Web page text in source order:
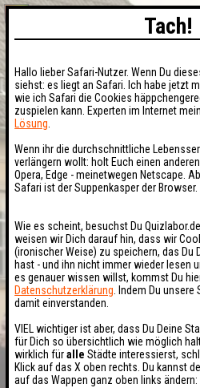
Tach!
Hallo lieber Safari-Nutzer. Wenn Du
siehst: es liegt an Safari. Ich habe jetzt
wie ich Safari die Cookies
zuspielen kann. Experten im Internet
Lösung
Wenn ihr die durchschnittliche
verlängern wollt: holt Euch einen
Opera, Edge - meinetwegen Netscape.
Safari ist der Suppenkasper der Browser.
Wie es scheint, besuchst Du
weisen wir Dich darauf hin, dass wir
(ironischer Weise) zu speichern, das Du
hast - und ihn nicht immer wieder lesen
es genauer wissen willst, kommst Du
Datenschutzerklärung . Indem Du
damit einverstanden.
VIEL wichtiger ist aber, dass Du Deine
für Dich so übersichtlich wie möglich
wirklich füralle Städte interessierst,
Klick auf das X oben rechts. Du kannst
auf das Wappen ganz oben links ändern: